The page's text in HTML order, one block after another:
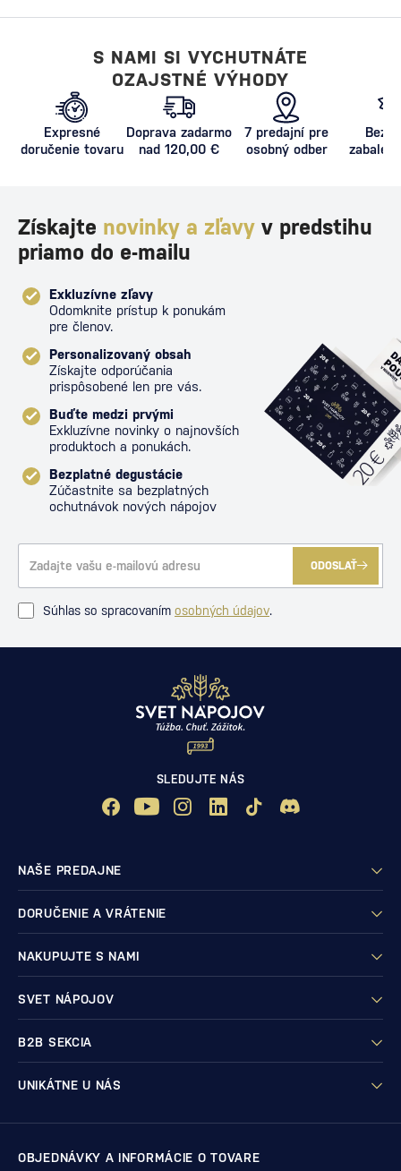
S NAMI SI VYCHUTNÁTE
OZAJSTNÉ VÝHODY
Expresné
doručenie tovaru
Doprava zadarmo
nad 120,00 €
7 predajní pre
osobný odber
Získajte novinky a zľavy v predstihu
priamo do e-mailu
Exkluzívne zľavy
Odomknite prístup k ponukám
pre členov.
Personalizovaný obsah
Získajte odporúčania
prispôsobené len pre vás.
Buďte medzi prvými
Exkluzívne novinky o najnovších
produktoch a ponukách.
Bezplatné degustácie
Zúčastnite sa bezplatných
ochutnávok nových nápojov
ODOSLAŤ
Súhlas so spracovaním osobných údajov.
SLEDUJTE NÁS
NAŠE PREDAJNE
DORUČENIE A VRÁTENIE
NAKUPUJTE S NAMI
SVET NÁPOJOV
B2B SEKCIA
UNIKÁTNE U NÁS
OBJEDNÁVKY A INFORMÁCIE O TOVARE